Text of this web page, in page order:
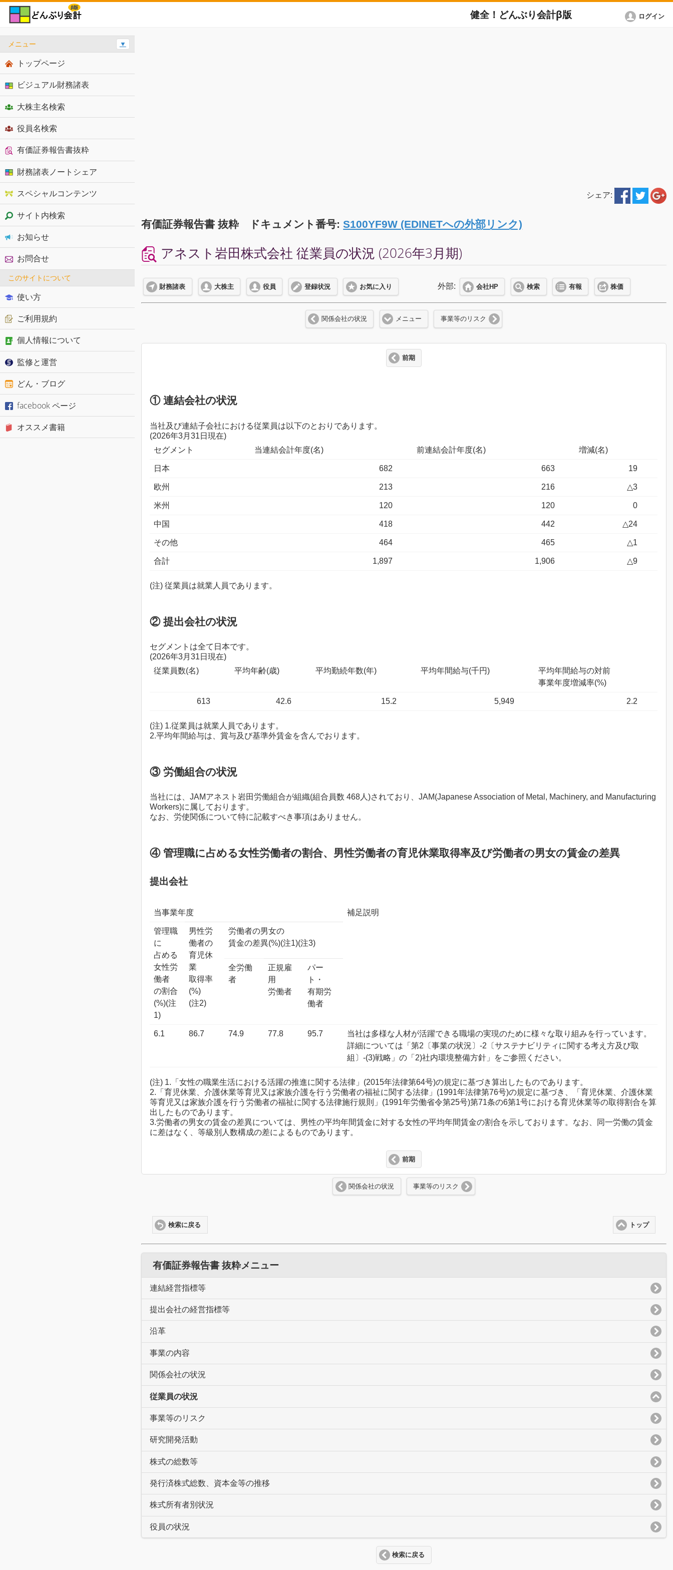
健全！どんぶり会計β版 ログイン
シェア:
有価証券報告書 抜粋 ドキュメント番号:S100YF9W (EDINETへの外部リンク)
アネスト岩田株式会社 従業員の状況 (2026年3月期)
財務諸表 大株主 役員 登録状況 お気に入り 外部: 会社HP 検索 有報 株価
関係会社の状況 メニュー 事業等のリスク
前期
① 連結会社の状況
当社及び連結子会社における従業員は以下のとおりであります。
(2026年3月31日現在)
セグメント
当連結会計年度(名) 前連結会計年度(名) 増減(名)
日本 682 663 19
欧州 213 216 △3
米州 120 120 0
中国 418 442 △24
その他 464 465 △1
合計 1,897 1,906 △9
(注) 従業員は就業人員であります。
② 提出会社の状況
セグメントは全て日本です。
(2026年3月31日現在)
従業員数(名)
平均年齢(歳) 平均勤続年数(年) 平均年間給与(千円)
平均年間給与の対前
事業年度増減率(%)
613 42.6 15.2 5,949 2.2
(注) 1.従業員は就業人員であります。
2.平均年間給与は、賞与及び基準外賃金を含んでおります。
③ 労働組合の状況
当社には、JAMアネスト岩田労働組合が組織(組合員数 468人)されており、JAM(Japanese Association of Metal, Machinery, and Manufacturing
Workers)に属しております。
なお、労使関係について特に記載すべき事項はありません。
④ 管理職に占める女性労働者の割合、男性労働者の育児休業取得率及び労働者の男女の賃金の差異
提出会社
当事業年度 補足説明
管理職
に
占める
女性労
働者
の割合
(%)(注
1)
男性労
働者の
育児休
業
取得率
(%)
(注2)
労働者の男女の
賃金の差異(%)(注1)(注3)
全労働
者
正規雇
用
労働者
パー
ト・
有期労
働者
6.1 86.7 74.9 77.8 95.7
当社は多様な人材が活躍できる職場の実現のために様々な取り組みを行っています。
詳細については「第2〔事業の状況〕-2〔サステナビリティに関する考え方及び取
組〕-(3)戦略」の「2)社内環境整備方針」をご参照ください。
(注) 1.「女性の職業生活における活躍の推進に関する法律」(2015年法律第64号)の規定に基づき算出したものであります。
2.「育児休業、介護休業等育児又は家族介護を行う労働者の福祉に関する法律」(1991年法律第76号)の規定に基づき、「育児休業、介護休業
等育児又は家族介護を行う労働者の福祉に関する法律施行規則」(1991年労働省令第25号)第71条の6第1号における育児休業等の取得割合を算
出したものであります。
3.労働者の男女の賃金の差異については、男性の平均年間賃金に対する女性の平均年間賃金の割合を示しております。なお、同一労働の賃金
に差はなく、等級別人数構成の差によるものであります。
前期
関係会社の状況 事業等のリスク
トップ
検索に戻る
有価証券報告書 抜粋メニュー
連結経営指標等
提出会社の経営指標等
沿革
事業の内容
関係会社の状況
従業員の状況
事業等のリスク
研究開発活動
株式の総数等
発行済株式総数、資本金等の推移
株式所有者別状況
役員の状況
検索に戻る
メニュー ▼
トップページ
ビジュアル財務諸表
大株主名検索
役員名検索
有価証券報告書抜粋
財務諸表ノートシェア
スペシャルコンテンツ
サイト内検索
お知らせ
お問合せ
このサイトについて
使い方
ご利用規約
個人情報について
監修と運営
どん・ブログ
facebook ページ
オススメ書籍